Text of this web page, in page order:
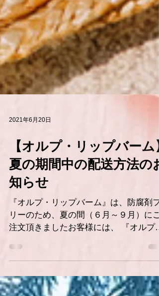
【オルプ・リップバーム
夏の期間中の配送方法のお
知らせ
『オルプ・リップバーム』は、防腐剤フ
リーのため、夏の間（６月～９月）にご
注文頂きましたお客様には、 『オルプ・
回のご注文で複数お買い上げ頂いたお客
様には、...